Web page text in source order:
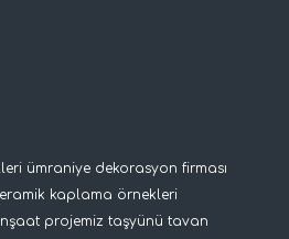
ümraniye dekorasyon firması
kaplama örnekleri
projemiz taşyünü tavan